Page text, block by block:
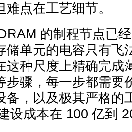
点在工艺细节。
的制程节点已经
储单元的电容只有飞
这种尺度上精确完成
步骤，每一步都需要
备，以及极其严格的
设成本在 100 亿到